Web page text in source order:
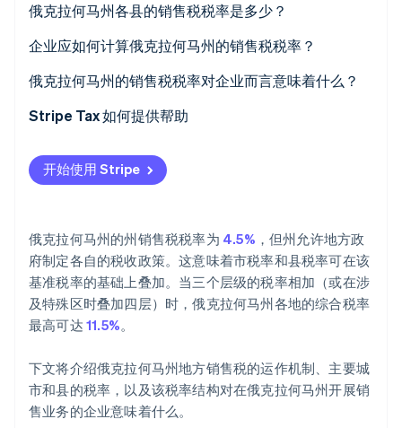
俄克拉何马州各县的销售税税率是多少？
企业应如何计算俄克拉何马州的销售税税率？
俄克拉何马州的销售税税率对企业而言意味着什么？
Stripe Tax 如何提供帮助
开始使用 Stripe
俄克拉何马州的州销售税税率为 4.5% ，但州允许地方政
府制定各自的税收政策。这意味着市税率和县税率可在该
基准税率的基础上叠加。当三个层级的税率相加（或在涉
及特殊区时叠加四层）时，俄克拉何马州各地的综合税率
最高可达 11.5%。
下文将介绍俄克拉何马州地方销售税的运作机制、主要城
市和县的税率，以及该税率结构对在俄克拉何马州开展销
售业务的企业意味着什么。